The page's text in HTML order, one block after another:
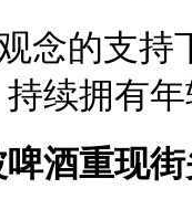
念的支
续拥有
酒重现